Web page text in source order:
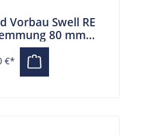
Vorbau Swell RE
80 mm
schwarz
€*